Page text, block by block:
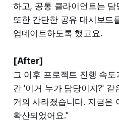
하고, 공통 클라이언트는
또한 간단한 공유 대시보드
업데이트하도록 했고요.
[After]
그 이후 프로젝트 진행 속
간 '이거 누가 담당이지?'
거의 사라졌습니다. 지금은
확산되었어요."